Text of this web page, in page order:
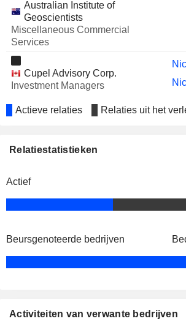
Australian Institute of
Geoscientists
Miscellaneous Commercial
Services
Cupel Advisory Corp.
Investment Managers
Actieve relaties Relaties uit het
Relatiestatistieken
Actief
Beursgenoteerde bedrijven
Activiteiten van verwante bedrijven